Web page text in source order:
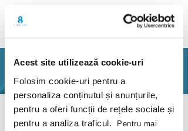
Acest site utilizează cookie-uri
Folosim cookie-uri pentru a
personaliza conținutul și anunțurile,
pentru a oferi funcții de rețele sociale și
pentru a analiza traficul.
Pentru mai
PORTFOLIO
Back